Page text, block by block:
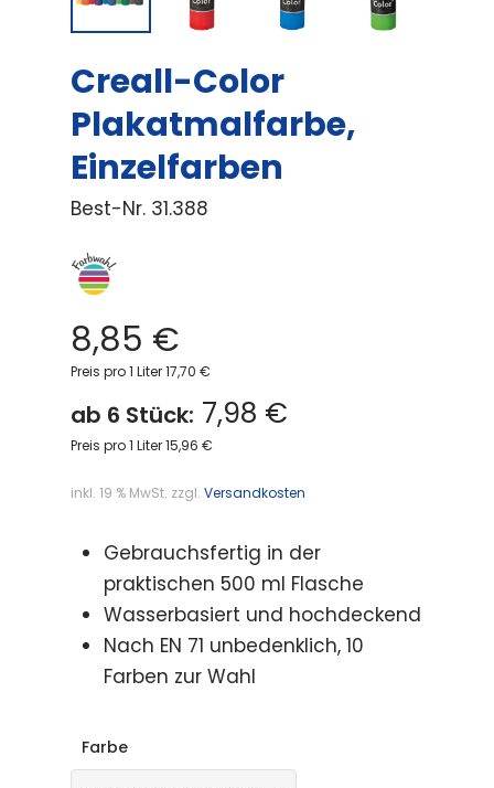
Creall-Color
Plakatmalfarbe,
Einzelfarben
Best-Nr. 31.388
8,85 €
Preis pro 1 Liter 17,70 €
ab 6 Stück: 7,98 €
Preis pro 1 Liter 15,96 €
inkl. 19 % MwSt. zzgl. Versandkosten
Gebrauchsfertig in der
praktischen 500 ml Flasche
Wasserbasiert und hochdeckend
Nach EN 71 unbedenklich, 10
Farben zur Wahl
Farbe